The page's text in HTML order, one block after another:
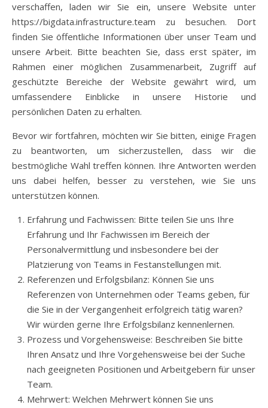
verschaffen, laden wir Sie ein, unsere Website unter
https://bigdata.infrastructure.team zu besuchen. Dort
finden Sie öffentliche Informationen über unser Team und
unsere Arbeit. Bitte beachten Sie, dass erst später, im
Rahmen einer möglichen Zusammenarbeit, Zugriff auf
geschützte Bereiche der Website gewährt wird, um
umfassendere Einblicke in unsere Historie und
persönlichen Daten zu erhalten.
Bevor wir fortfahren, möchten wir Sie bitten, einige Fragen
zu beantworten, um sicherzustellen, dass wir die
bestmögliche Wahl treffen können. Ihre Antworten werden
uns dabei helfen, besser zu verstehen, wie Sie uns
unterstützen können.
Erfahrung und Fachwissen: Bitte teilen Sie uns Ihre
Erfahrung und Ihr Fachwissen im Bereich der
Personalvermittlung und insbesondere bei der
Platzierung von Teams in Festanstellungen mit.
Referenzen und Erfolgsbilanz: Können Sie uns
Referenzen von Unternehmen oder Teams geben, für
die Sie in der Vergangenheit erfolgreich tätig waren?
Wir würden gerne Ihre Erfolgsbilanz kennenlernen.
Prozess und Vorgehensweise: Beschreiben Sie bitte
Ihren Ansatz und Ihre Vorgehensweise bei der Suche
nach geeigneten Positionen und Arbeitgebern für unser
Team.
Mehrwert: Welchen Mehrwert können Sie uns